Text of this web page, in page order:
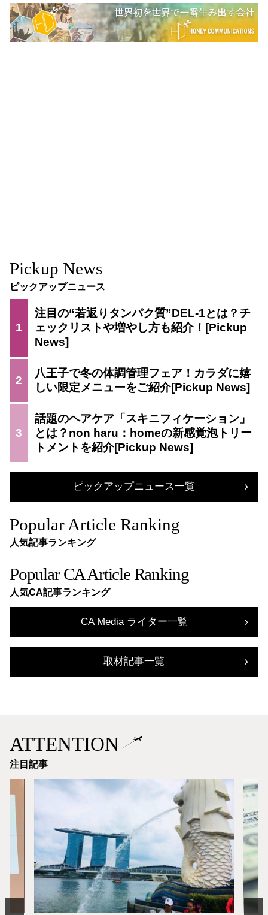
Pickup News
ピックアップニュース
1
注目の“若返りタンパク質”DEL-1とは？チ
ェックリストや増やし方も紹介！
2
八王子で冬の体調管理フェア！カラダに嬉
しい限定メニューをご紹介
3
話題のヘアケア「スキニフィケーション」
とは？non haru：homeの新感覚泡トリー
トメントを紹介
ピックアップニュース一覧
Popular Article Ranking
人気記事ランキング
Popular CA Article Ranking
人気CA記事ランキング
CA Media ライター一覧
取材記事一覧
ATTENTION
注目記事